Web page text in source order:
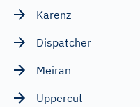
Karenz
Dispatcher
Meiran
Uppercut